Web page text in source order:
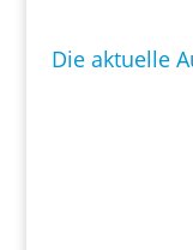
Die aktuelle